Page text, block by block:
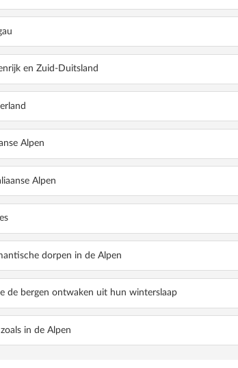
verder»
DE 10 MOOISTE KASTELEN IN DE ALPEN
en Zuid-Duitsland
Alpen
Alpen
dorpen in de Alpen
de bergen ontwaken uit hun winterslaap
in de Alpen